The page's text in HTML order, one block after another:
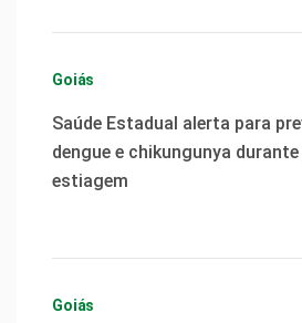
Goiás
Saúde Estadual alerta para
dengue e chikungunya
estiagem
Goiás